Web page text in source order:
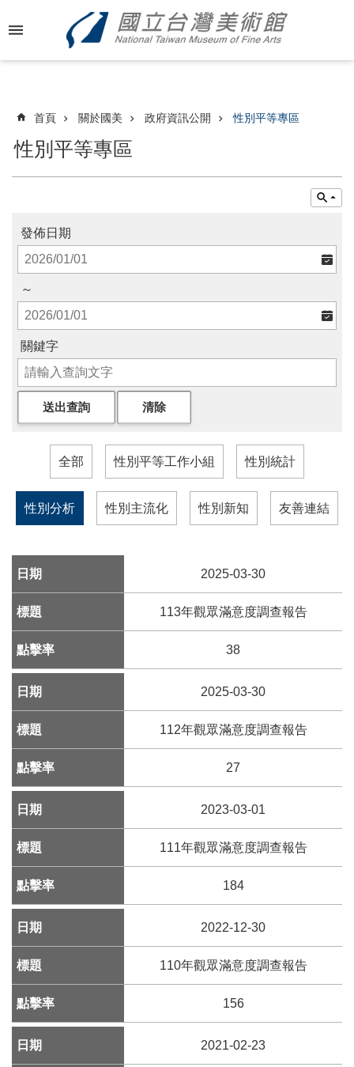
跳到主要內容區塊
階
息
關
於
國
美
參
觀
展
典
藏
出
版
活
書
上
源
性
別
平
等
兒
童
購
物
首頁 關於國美 政府資訊公開 性別平等專區
性別平等專區
發佈日期
～
關鍵字
全部 性別平等工作小組 性別統計
性別分析 性別主流化 性別新知 友善連結
2025-03-30
113年觀眾滿意度調查報告
38
2025-03-30
112年觀眾滿意度調查報告
27
2023-03-01
111年觀眾滿意度調查報告
184
2022-12-30
110年觀眾滿意度調查報告
156
2021-02-23